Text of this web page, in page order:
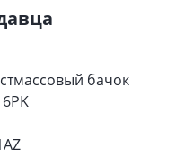
бачок